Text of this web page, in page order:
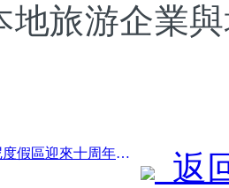
地旅游企業
前一篇：上海迪士尼度假區迎來十周年，累計接待游客超1億人次
返